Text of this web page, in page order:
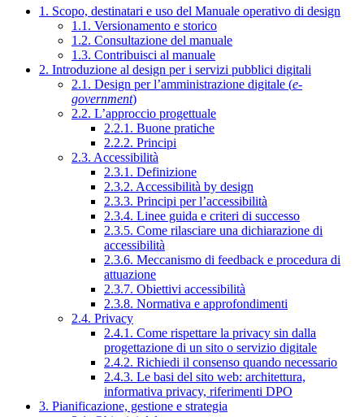
1. Scopo, destinatari e uso del Manuale operativo di design
1.1. Versionamento e storico
1.2. Consultazione del manuale
1.3. Contribuisci al manuale
2. Introduzione al design per i servizi pubblici digitali
2.1. Design per l’amministrazione digitale (e-
government)
2.2. L’approccio progettuale
2.2.1. Buone pratiche
2.2.2. Principi
2.3. Accessibilità
2.3.1. Definizione
2.3.2. Accessibilità by design
2.3.3. Principi per l’accessibilità
2.3.4. Linee guida e criteri di successo
2.3.5. Come rilasciare una dichiarazione di
accessibilità
2.3.6. Meccanismo di feedback e procedura di
attuazione
2.3.7. Obiettivi accessibilità
2.3.8. Normativa e approfondimenti
2.4. Privacy
2.4.1. Come rispettare la privacy sin dalla
progettazione di un sito o servizio digitale
2.4.2. Richiedi il consenso quando necessario
2.4.3. Le basi del sito web: architettura,
informativa privacy, riferimenti DPO
3. Pianificazione, gestione e strategia